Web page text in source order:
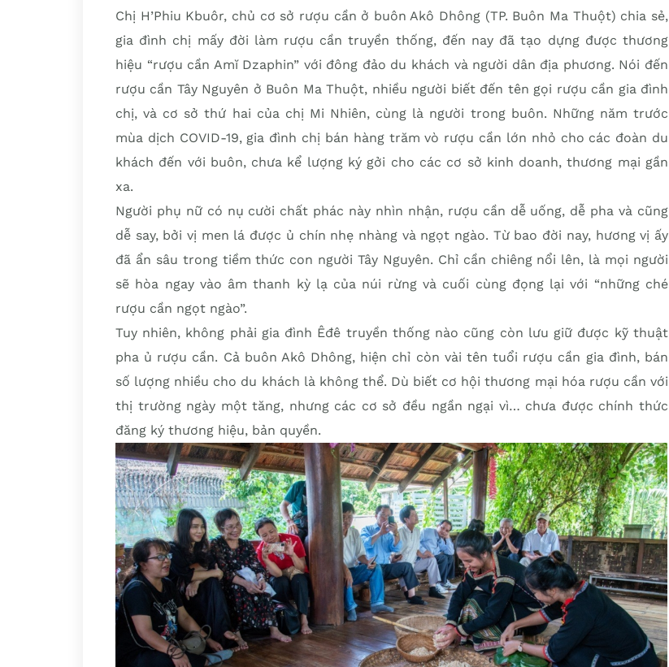
Chị H’Phiu Kbuôr, chủ cơ sở rượu cần ở buôn Akô Dhông (TP. Buôn Ma Thuột) chia sẻ,
gia đình chị mấy đời làm rượu cần truyền thống, đến nay đã tạo dựng được thương
hiệu “rượu cần Amĭ Dzaphin” với đông đảo du khách và người dân địa phương. Nói đến
rượu cần Tây Nguyên ở Buôn Ma Thuột, nhiều người biết đến tên gọi rượu cần gia đình
chị, và cơ sở thứ hai của chị Mi Nhiên, cùng là người trong buôn. Những năm trước
mùa dịch COVID-19, gia đình chị bán hàng trăm vò rượu cần lớn nhỏ cho các đoàn du
khách đến với buôn, chưa kể lượng ký gởi cho các cơ sở kinh doanh, thương mại gần
xa.
Người phụ nữ có nụ cười chất phác này nhìn nhận, rượu cần dễ uống, dễ pha và cũng
dễ say, bởi vị men lá được ủ chín nhẹ nhàng và ngọt ngào. Từ bao đời nay, hương vị ấy
đã ẩn sâu trong tiềm thức con người Tây Nguyên. Chỉ cần chiêng nổi lên, là mọi người
sẽ hòa ngay vào âm thanh kỳ lạ của núi rừng và cuối cùng đọng lại với “những ché
rượu cần ngọt ngào”.
Tuy nhiên, không phải gia đình Êđê truyền thống nào cũng còn lưu giữ được kỹ thuật
pha ủ rượu cần. Cả buôn Akô Dhông, hiện chỉ còn vài tên tuổi rượu cần gia đình, bán
số lượng nhiều cho du khách là không thể. Dù biết cơ hội thương mại hóa rượu cần với
thị trường ngày một tăng, nhưng các cơ sở đều ngần ngại vì… chưa được chính thức
đăng ký thương hiệu, bản quyền.